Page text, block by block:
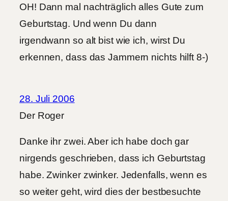
OH! Dann mal nachträglich alles Gute zum
Geburtstag. Und wenn Du dann
irgendwann so alt bist wie ich, wirst Du
erkennen, dass das Jammern nichts hilft 8-)
28. Juli 2006
Der Roger
Danke ihr zwei. Aber ich habe doch gar
nirgends geschrieben, dass ich Geburtstag
habe. Zwinker zwinker. Jedenfalls, wenn es
so weiter geht, wird dies der bestbesuchte